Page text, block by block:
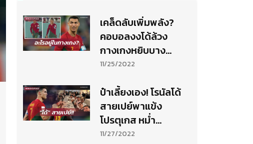
เคล็ดลับเพิ่มพลัง?
คอบอลงงโด้ล้วง
กางเกงหยิบบาง
อย่างเข้าปาก (มี
11/25/2022
ป๋าเลี้ยงเอง! โรนัลโด้
สายเปย์พาแข้ง
โปรตุเกส หม่ำ
ดินเนอร์
11/27/2022